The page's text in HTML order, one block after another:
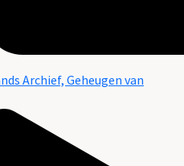
Archief, Geheugen van